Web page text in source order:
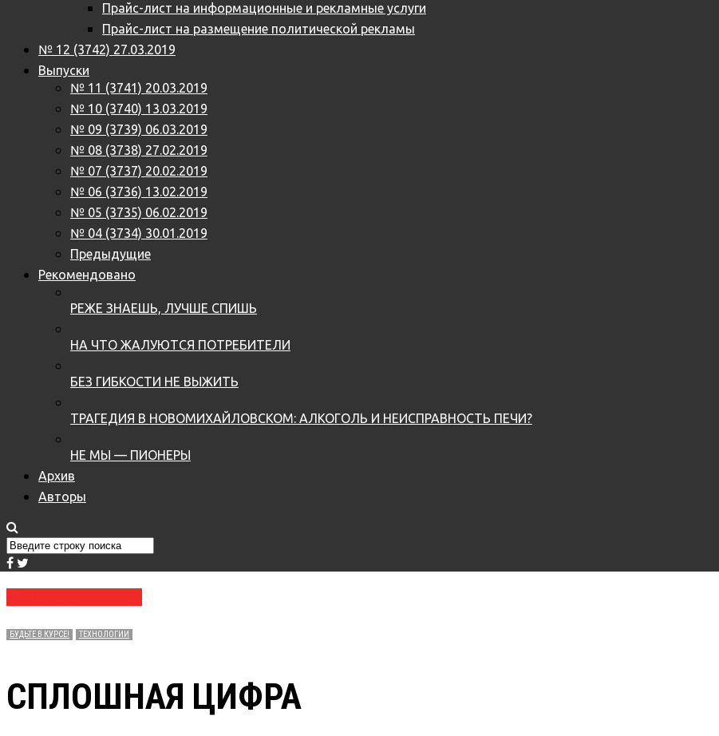
Прайс-лист на информационные и рекламные услуги
Прайс-лист на размещение политической рекламы
№ 12 (3742) 27.03.2019
Выпуски
№ 11 (3741) 20.03.2019
№ 10 (3740) 13.03.2019
№ 09 (3739) 06.03.2019
№ 08 (3738) 27.02.2019
№ 07 (3737) 20.02.2019
№ 06 (3736) 13.02.2019
№ 05 (3735) 06.02.2019
№ 04 (3734) 30.01.2019
Предыдущие
Рекомендовано
РЕЖЕ ЗНАЕШЬ, ЛУЧШЕ СПИШЬ
НА ЧТО ЖАЛУЮТСЯ ПОТРЕБИТЕЛИ
БЕЗ ГИБКОСТИ НЕ ВЫЖИТЬ
ТРАГЕДИЯ В НОВОМИХАЙЛОВСКОМ: АЛКОГОЛЬ И НЕИСПРАВНОСТЬ ПЕЧИ?
НЕ МЫ — ПИОНЕРЫ
Архив
Авторы
БУДЬТЕ В КУРСЕ! ТЕХНОЛОГИИ
СПЛОШНАЯ ЦИФРА